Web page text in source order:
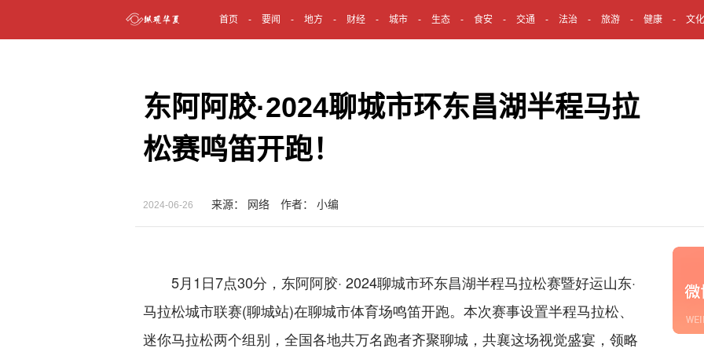
首页 要闻 地方 财经 城市 生态 食安 交通 法治 旅游 健康 文化
东阿阿胶·2024聊城市环东昌湖半程马拉
松赛鸣笛开跑！
2024-06-26 来源： 网络 作者： 小编
5月1日7点30分，东阿阿胶· 2024聊城市环东昌湖半程马拉松赛暨好运山东·
马拉松城市联赛(聊城站)在聊城市体育场鸣笛开跑。本次赛事设置半程马拉松、
迷你马拉松两个组别，全国各地共万名跑者齐聚聊城，共襄这场视觉盛宴，领略